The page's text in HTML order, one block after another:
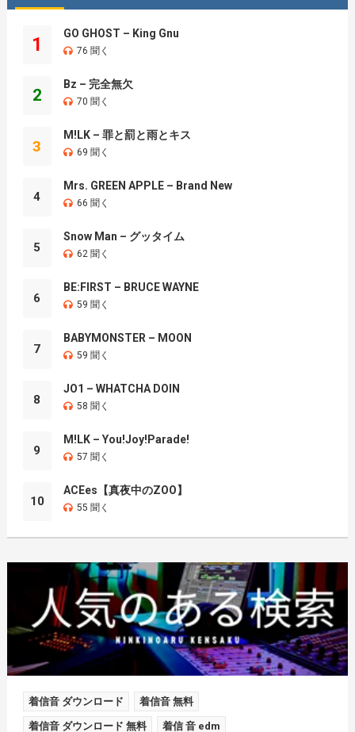
1
GO GHOST – King Gnu
76 聞く
2
Bz – 完全無欠
70 聞く
3
M!LK – 罪と罰と雨とキス
69 聞く
4
Mrs. GREEN APPLE – Brand New
66 聞く
5
Snow Man – グッタイム
62 聞く
6
BE:FIRST – BRUCE WAYNE
59 聞く
7
BABYMONSTER – MOON
59 聞く
8
JO1 – WHATCHA DOIN
58 聞く
9
M!LK – You!Joy!Parade!
57 聞く
10
ACEes【真夜中のZOO】
55 聞く
着信音 ダウンロード 着信音 無料
着信音 ダウンロード 無料 着信 音 edm